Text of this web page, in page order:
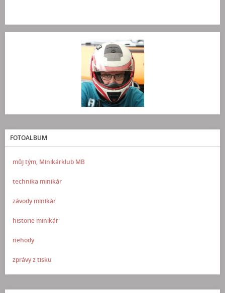
FOTOALBUM
můj tým, Minikárklub MB
technika minikár
závody minikár
historie minikár
nehody
zprávy z tisku